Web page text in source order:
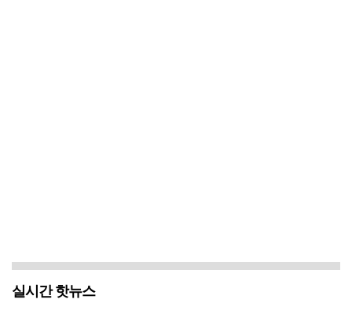
실시간 핫뉴스